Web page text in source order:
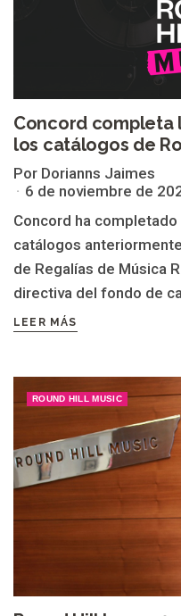
Concord completa
los catálogos de
Por Dorianns Jaimes
6 de noviembre de
Concord ha
catálogos
de Regalías de Música
directiva del fondo de
LEER MÁS
ROUND HILL MUSIC